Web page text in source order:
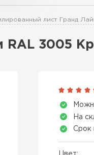
лист Гранд
RAL 3005
На
Срок